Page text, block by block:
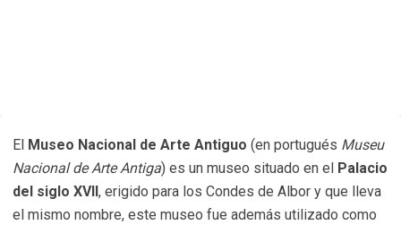
El Museo Nacional de Arte Antiguo (en portugués Museu
Nacional de Arte Antiga) es un museo situado en el
Palacio
del siglo XVII , erigido para los Condes de Albor y que lleva
el mismo nombre, este museo fue además utilizado como